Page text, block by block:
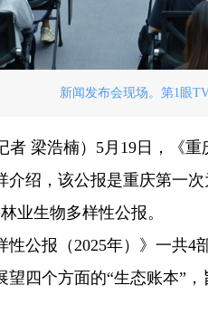
新闻发布会现场。第1眼
者 梁浩楠）5月19日，《
介绍，该公报是重庆第一
业生物多样性公报。
性公报（2025年）》一共
望四个方面的“生态账本”